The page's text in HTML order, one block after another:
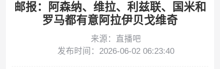
邮报：阿森纳、维拉、利兹联、国米和
罗马都有意阿拉伊贝戈维奇
来源：直播吧
发布时间：2026-06-02 06:23:40